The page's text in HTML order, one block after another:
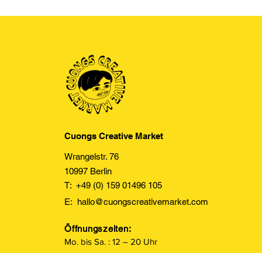
Cuongs Creative Market
Wrangelstr. 76
10997 Berlin
T: +49 (0) 159 01496 105
E: hallo@cuongscreativemarket.com
Öffnungszeiten:
Mo. bis Sa. : 12 – 20 Uhr